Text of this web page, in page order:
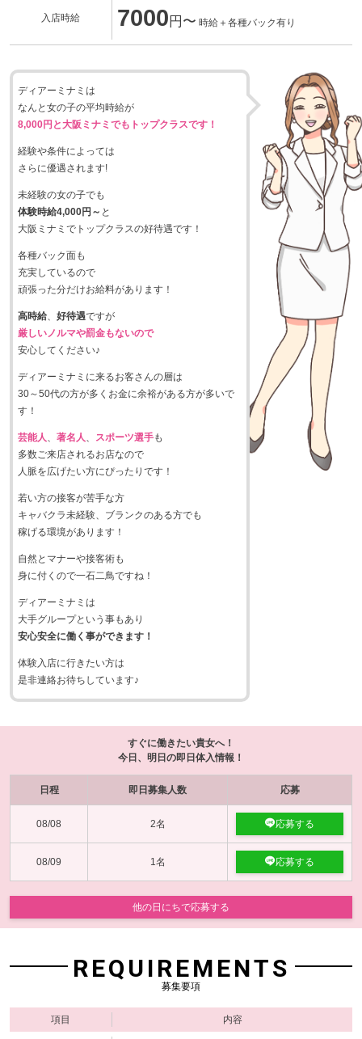
入店時給 7000 円〜 時給＋各種バック有り
ディアーミナミは
なんと女の子の平均時給が
8,000円と大阪ミナミでもトップクラスです！
経験や条件によっては
さらに優遇されます!
未経験の女の子でも
体験時給4,000円～ と
大阪ミナミでトップクラスの好待遇です！
各種バック面も
充実しているので
頑張った分だけお給料があります！
高時給、 好待遇ですが
厳しいノルマや罰金もないので
安心してください♪
ディアーミナミに来るお客さんの層は
30～50代の方が多くお金に余裕がある方が多いで
す！
芸能人、 著名人、 スポーツ選手も
多数ご来店されるお店なので
人脈を広げたい方にぴったりです！
若い方の接客が苦手な方
キャバクラ未経験、ブランクのある方でも
稼げる環境があります！
自然とマナーや接客術も
身に付くので一石二鳥ですね！
ディアーミナミは
大手グループという事もあり
安心安全に働く事ができます！
体験入店に行きたい方は
是非連絡お待ちしています♪
すぐに働きたい貴女へ！
今日、明日の即日体入情報！
日程 即日募集人数 応募
08/08 2名 応募する
08/09 1名 応募する
他の日にちで応募する
REQUIREMENTS
募集要項
項目 内容